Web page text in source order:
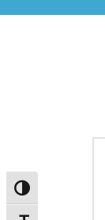
Alternar alto